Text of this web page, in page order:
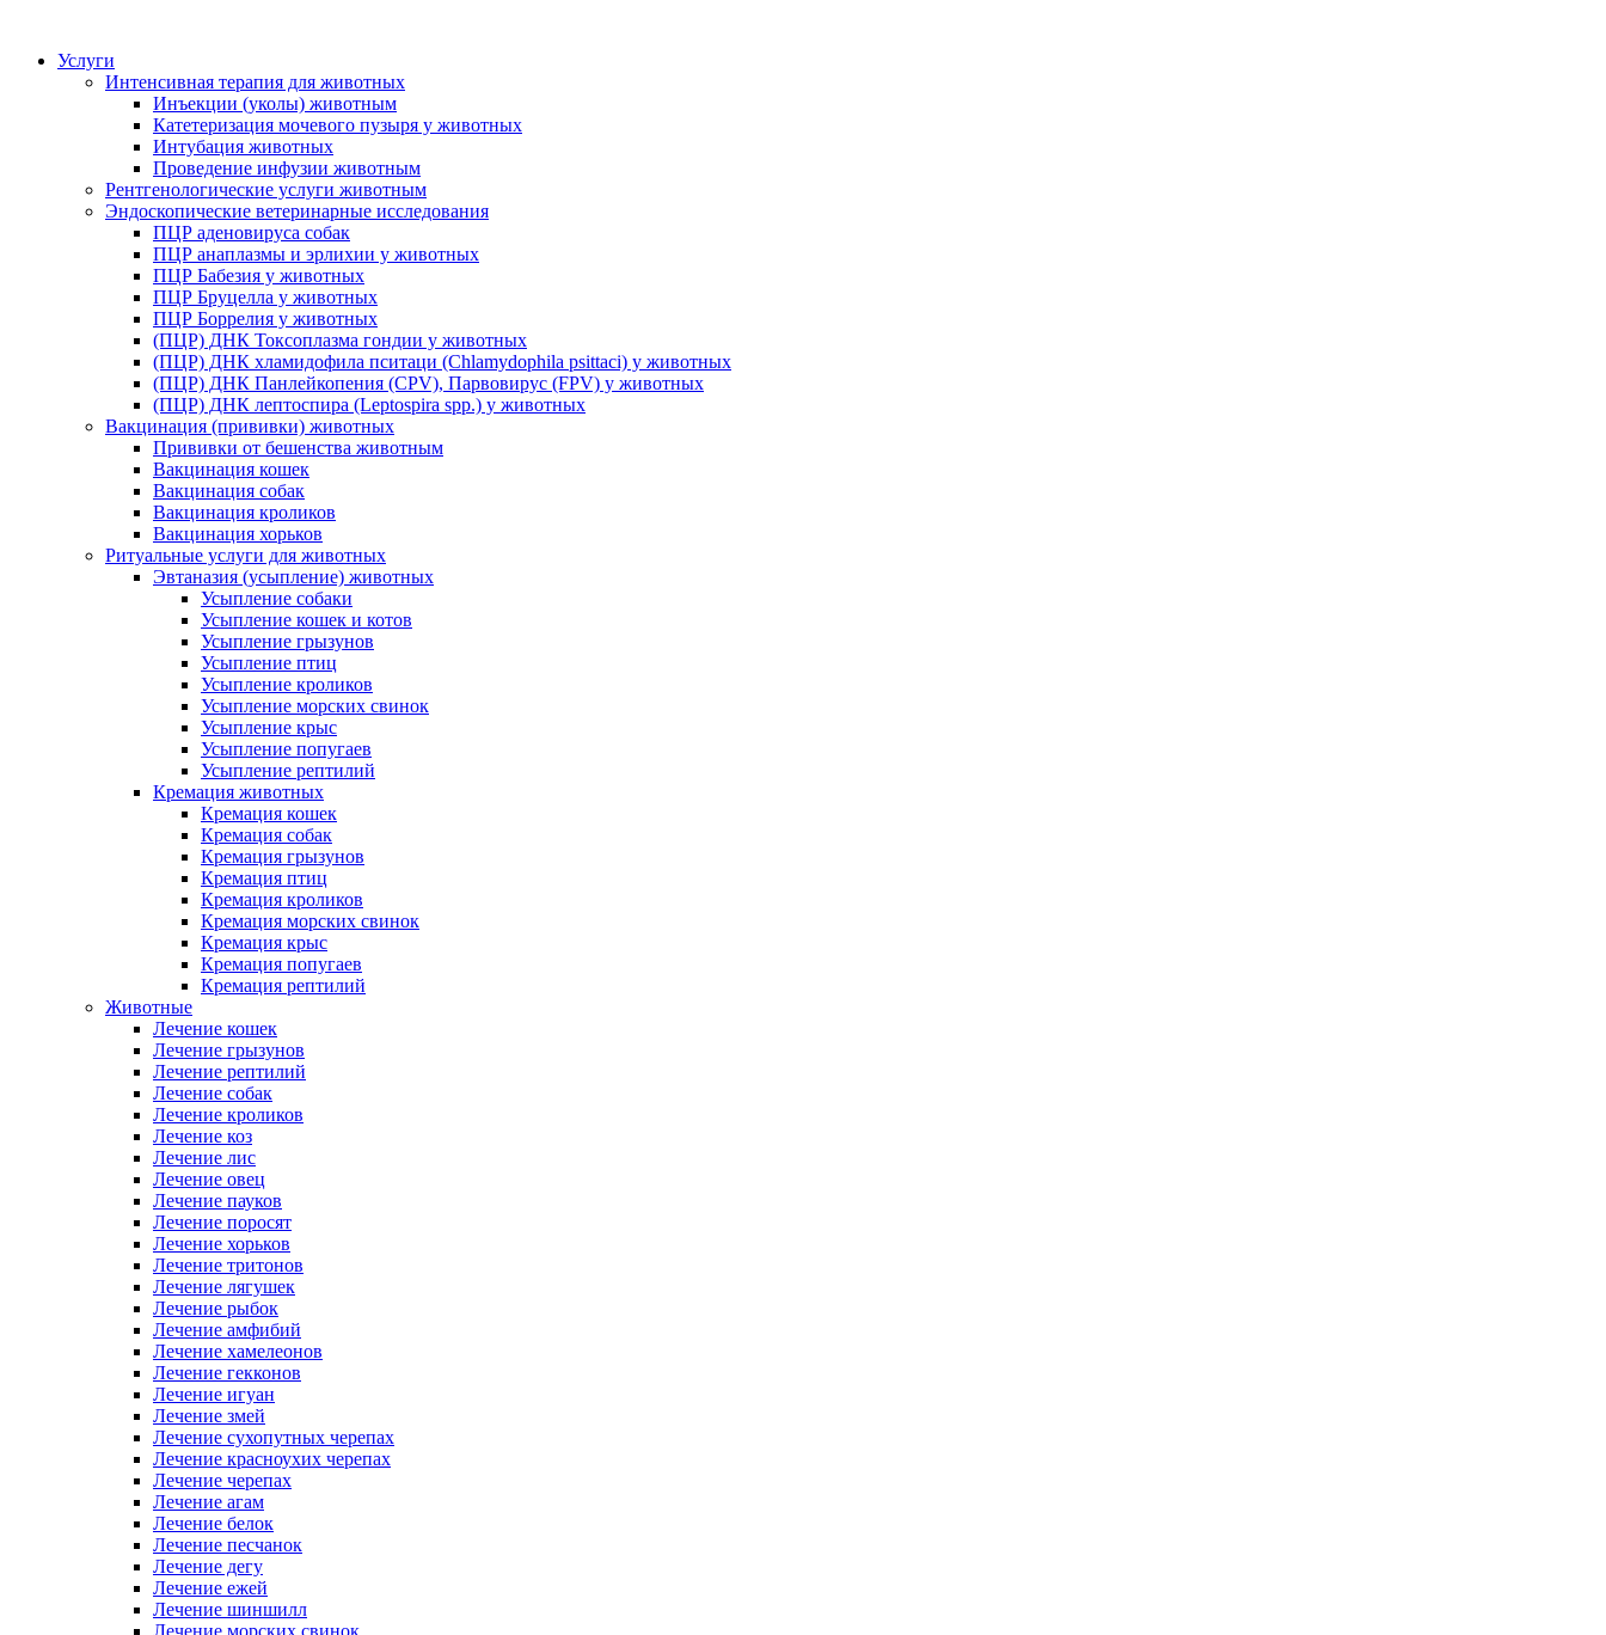
Услуги
Интенсивная терапия для животных
Инъекции (уколы) животным
Катетеризация мочевого пузыря у животных
Интубация животных
Проведение инфузии животным
Рентгенологические услуги животным
Эндоскопические ветеринарные исследования
ПЦР аденовируса собак
ПЦР анаплазмы и эрлихии у животных
ПЦР Бабезия у животных
ПЦР Бруцелла у животных
ПЦР Боррелия у животных
(ПЦР) ДНК Токсоплазма гондии у животных
(ПЦР) ДНК хламидофила пситаци (Chlamydophila psittaci) у животных
(ПЦР) ДНК Панлейкопения (CPV), Парвовирус (FPV) у животных
(ПЦР) ДНК лептоспира (Leptospira spp.) у животных
Вакцинация (прививки) животных
Прививки от бешенства животным
Вакцинация кошек
Вакцинация собак
Вакцинация кроликов
Вакцинация хорьков
Ритуальные услуги для животных
Эвтаназия (усыпление) животных
Усыпление собаки
Усыпление кошек и котов
Усыпление грызунов
Усыпление птиц
Усыпление кроликов
Усыпление морских свинок
Усыпление крыс
Усыпление попугаев
Усыпление рептилий
Кремация животных
Кремация кошек
Кремация собак
Кремация грызунов
Кремация птиц
Кремация кроликов
Кремация морских свинок
Кремация крыс
Кремация попугаев
Кремация рептилий
Животные
Лечение кошек
Лечение грызунов
Лечение рептилий
Лечение собак
Лечение кроликов
Лечение коз
Лечение лис
Лечение овец
Лечение пауков
Лечение поросят
Лечение хорьков
Лечение тритонов
Лечение лягушек
Лечение рыбок
Лечение амфибий
Лечение хамелеонов
Лечение гекконов
Лечение игуан
Лечение змей
Лечение сухопутных черепах
Лечение красноухих черепах
Лечение черепах
Лечение агам
Лечение белок
Лечение песчанок
Лечение дегу
Лечение ежей
Лечение шиншилл
Лечение морских свинок